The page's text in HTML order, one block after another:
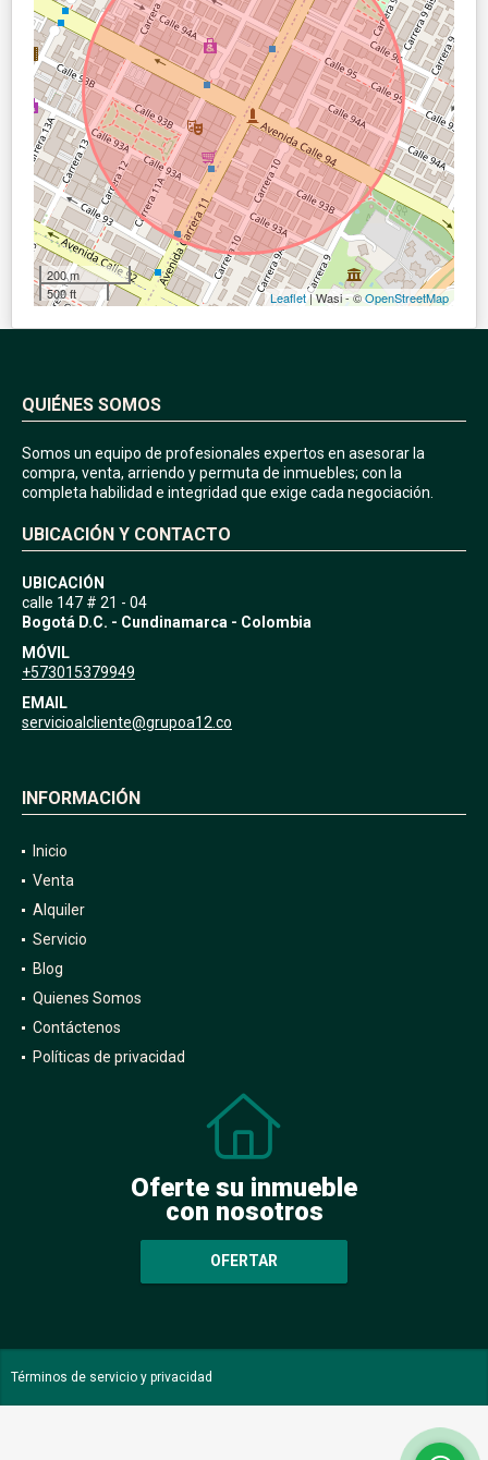
200 m
500 ft
Leaflet| Wasi - ©OpenStreetMap
QUIÉNES SOMOS
Somos un equipo de profesionales expertos en asesorar la
compra, venta, arriendo y permuta de inmuebles; con la
completa habilidad e integridad que exige cada negociación.
UBICACIÓN Y CONTACTO
UBICACIÓN
calle 147 # 21 - 04
Bogotá D.C. - Cundinamarca - Colombia
MÓVIL
+573015379949
EMAIL
servicioalcliente@grupoa12.co
INFORMACIÓN
Inicio
Venta
Alquiler
Servicio
Blog
Quienes Somos
Contáctenos
Políticas de privacidad
Oferte su inmueble
con nosotros
OFERTAR
Términos de servicio y privacidad